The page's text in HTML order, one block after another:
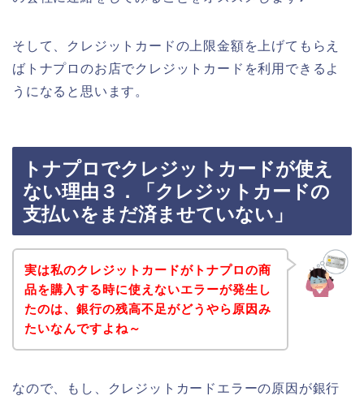
そして、クレジットカードの上限金額を上げてもらえ
ばトナプロのお店でクレジットカードを利用できるよ
うになると思います。
トナプロでクレジットカードが使え
ない理由３．「クレジットカードの
支払いをまだ済ませていない」
実は私のクレジットカードがトナプロの商
品を購入する時に使えないエラーが発生し
たのは、銀行の残高不足がどうやら原因み
たいなんですよね～
なので、もし、クレジットカードエラーの原因が銀行